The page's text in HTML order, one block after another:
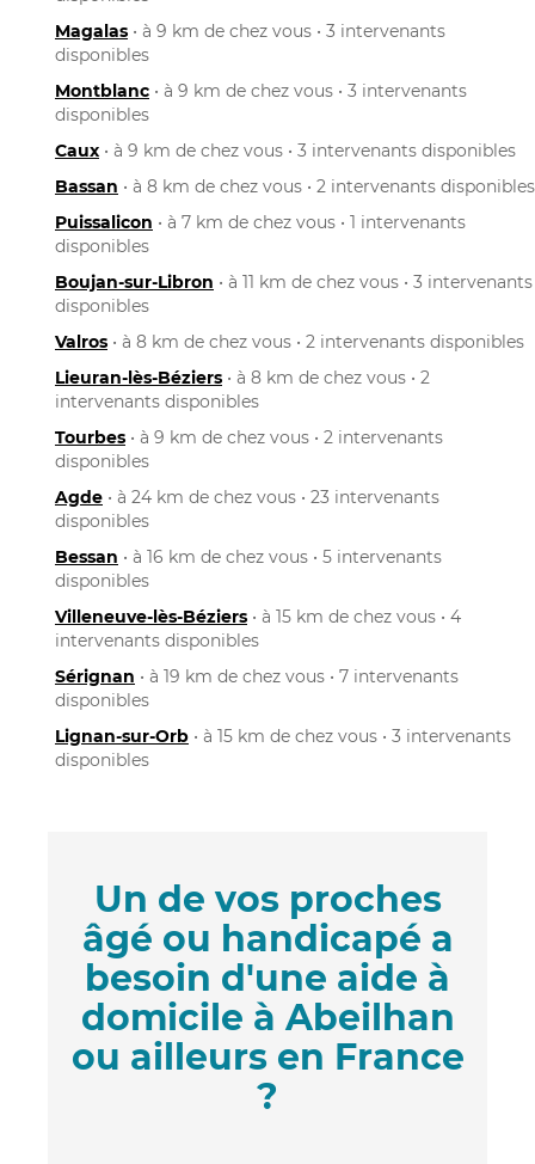
Magalas • à 9 km de chez vous • 3 intervenants
disponibles
Montblanc • à 9 km de chez vous • 3 intervenants
disponibles
Caux • à 9 km de chez vous • 3 intervenants disponibles
Bassan • à 8 km de chez vous • 2 intervenants disponibles
Puissalicon • à 7 km de chez vous • 1 intervenants
disponibles
Boujan-sur-Libron • à 11 km de chez vous • 3 intervenants
disponibles
Valros • à 8 km de chez vous • 2 intervenants disponibles
Lieuran-lès-Béziers • à 8 km de chez vous • 2
intervenants disponibles
Tourbes • à 9 km de chez vous • 2 intervenants
disponibles
Agde • à 24 km de chez vous • 23 intervenants
disponibles
Bessan • à 16 km de chez vous • 5 intervenants
disponibles
Villeneuve-lès-Béziers • à 15 km de chez vous • 4
intervenants disponibles
Sérignan • à 19 km de chez vous • 7 intervenants
disponibles
Lignan-sur-Orb • à 15 km de chez vous • 3 intervenants
disponibles
Un de vos proches
âgé ou handicapé a
besoin d'une aide à
domicile à Abeilhan
ou ailleurs en France
?